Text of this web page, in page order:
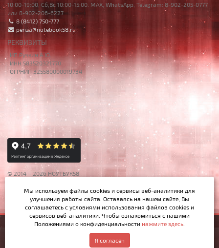
3 100р.
Купить
Обратный звонок
10:00-19:00, Сб,Вс 10:00-15:00. MAX, WhatsApp, Telegram: 8-902-205-0777
или 8-902-206-6227
8 (8412) 750-777
penza@notebook58.ru
РЕКВИЗИТЫ
ИП Ручкин А.Ю.
ИНН 583520321770
ОГРНИП 325580000019734
© 2014 – 2026 НОУТБУК58
материалы и цены на сайте не являются публичной офертой,
определяемой Ст.437 ГК РФ.
Написать в MAX
Мы используем файлы cookies и сервисы веб-аналитики для
улучшения работы сайта. Оставаясь на нашем сайте, Вы
соглашаетесь с условиями использования файлов cookies и
сервисов веб-аналитики. Чтобы ознакомиться с нашими
Положениями о конфиденциальности нажмите здесь
Я согласен